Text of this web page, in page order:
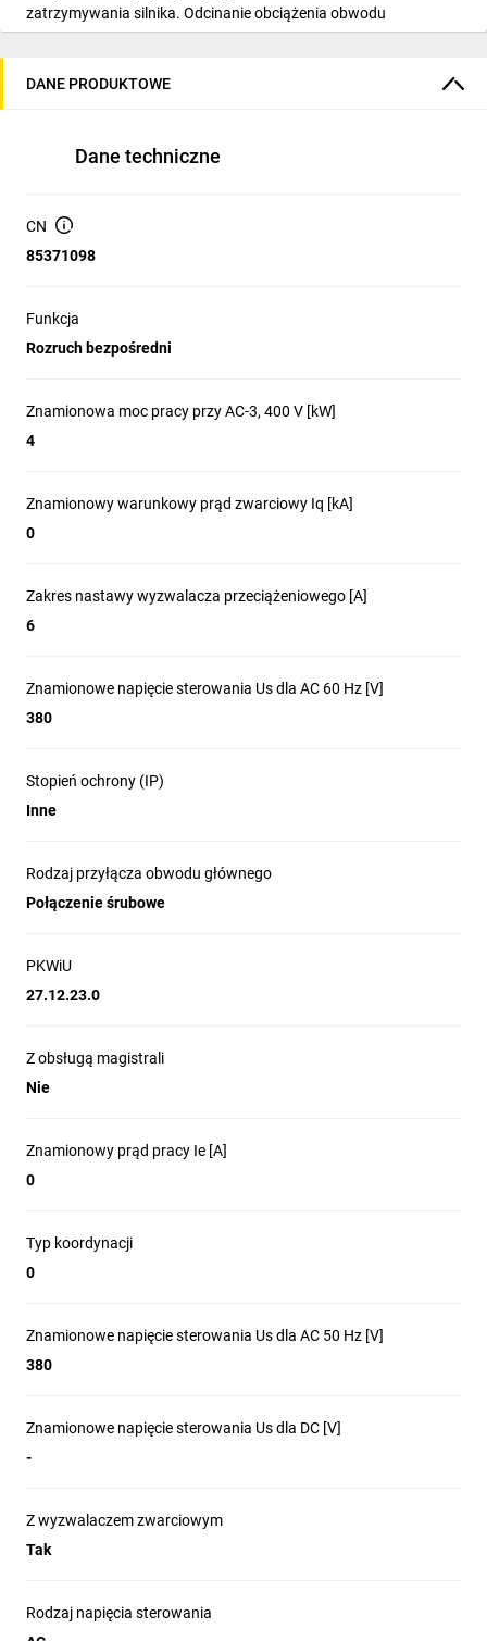
zatrzymywania silnika. Odcinanie obciążenia obwodu
sterowania maszyną..
DANE PRODUKTOWE
Dane techniczne
CN
85371098
Funkcja
Rozruch bezpośredni
Znamionowa moc pracy przy AC-3, 400 V [kW]
4
Znamionowy warunkowy prąd zwarciowy Iq [kA]
0
Zakres nastawy wyzwalacza przeciążeniowego [A]
6
Znamionowe napięcie sterowania Us dla AC 60 Hz [V]
380
Stopień ochrony (IP)
Inne
Rodzaj przyłącza obwodu głównego
Połączenie śrubowe
PKWiU
27.12.23.0
Z obsługą magistrali
Nie
Znamionowy prąd pracy Ie [A]
0
Typ koordynacji
0
Znamionowe napięcie sterowania Us dla AC 50 Hz [V]
380
Znamionowe napięcie sterowania Us dla DC [V]
-
Z wyzwalaczem zwarciowym
Tak
Rodzaj napięcia sterowania